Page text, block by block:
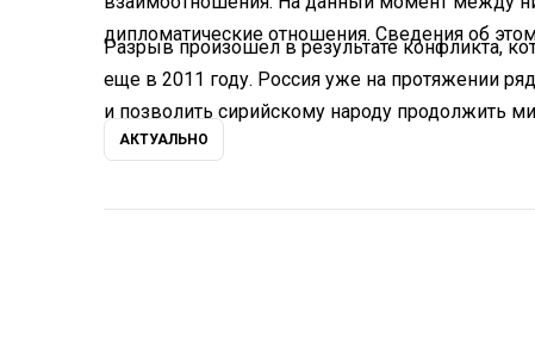
дипломатические отношения. Сведения об
Разрыв произошел в результате конфликта,
еще в 2011 году. Россия уже на протяжении
и позволить сирийскому народу продолжить
АКТУАЛЬНО